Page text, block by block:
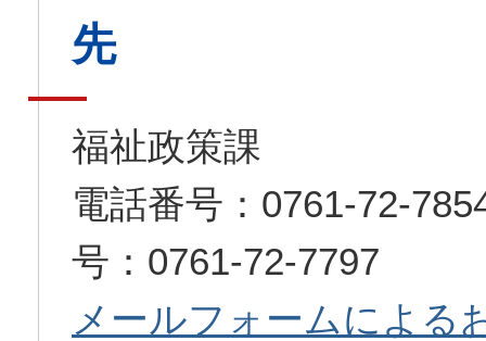
先
福祉政策課
電話番号：0761-72-
号：0761-72-7797
メールフォームによる